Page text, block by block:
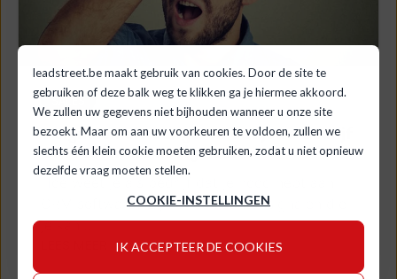
leadstreet.be maakt gebruik van cookies. Door de site te
gebruiken of deze balk weg te klikken ga je hiermee akkoord.
We zullen uw gegevens niet bijhouden wanneer u onze site
bezoekt. Maar om aan uw voorkeuren te voldoen, zullen we
slechts één klein cookie moeten gebruiken, zodat u niet opnieuw
dezelfde vraag moeten stellen.
COOKIE-INSTELLINGEN
IK ACCEPTEER DE COOKIES
SALES
8 signalen die aangeven dat jouw bedrijf
CRM software nodig heeft
Hoe weet je als bedrijf dat je nood hebt aan
CRM software? Zijn er een aantal signalen die
je kan...